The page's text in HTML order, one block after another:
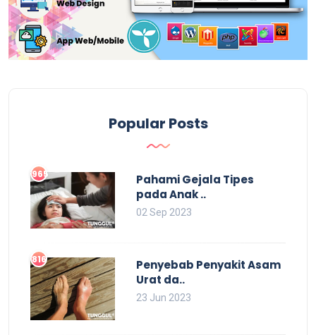
Popular Posts
965
Pahami Gejala Tipes
pada Anak ..
02 Sep 2023
816
Penyebab Penyakit Asam
Urat da..
23 Jun 2023